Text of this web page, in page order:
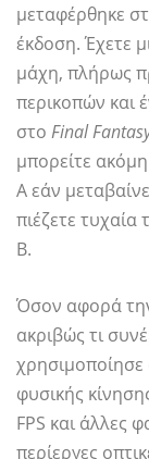
μεταφέρθηκε
έκδοση. Έχετε
μάχη, πλήρως
περικοπών και
στο Final
μπορείτε
A εάν
πιέζετε
B.
Όσον αφορά
ακριβώς τι
χρησιμοποίησε
φυσικής
FPS και άλλες
περίεργες